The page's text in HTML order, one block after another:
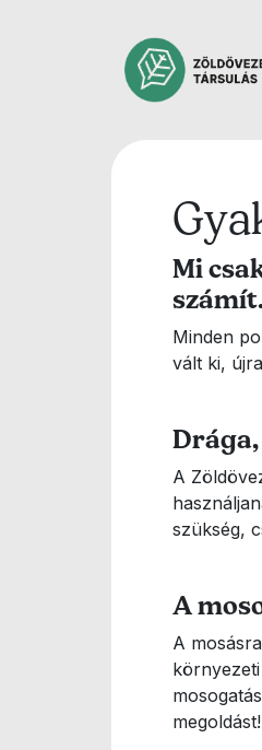
Mi
Minden
vált ki,
A
szükség,
A
A
megoldást!